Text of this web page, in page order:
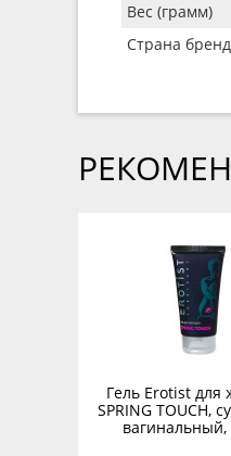
Вес (грамм)
Страна
Гель Erotist
SPRING TOUCH,
вагинальный,